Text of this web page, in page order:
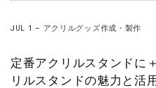
JUL 1 – アクリルグッズ作成・製作
定番アクリルスタンドに
リルスタンドの魅力と活